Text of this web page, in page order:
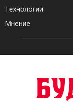
Технологии
Мнение